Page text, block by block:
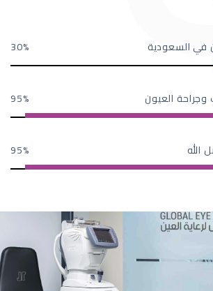
في السعودية 30
العيون 95
الله 95